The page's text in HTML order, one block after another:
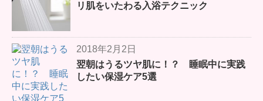
リ肌をいたわる入浴テクニック
2018年2月2日
翌朝はうるツヤ肌に！？ 睡眠中に実践
したい保湿ケア5選